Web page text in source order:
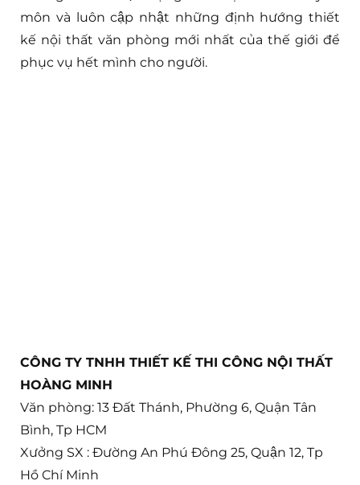
môn và luôn cập nhật những định hướng thiết
kế nội thất văn phòng mới nhất của thế giới để
phục vụ hết mình cho người.
CÔNG TY TNHH THIẾT KẾ THI CÔNG NỘI THẤT
HOÀNG MINH
Văn phòng: 13 Đất Thánh, Phường 6, Quận Tân
Bình, Tp HCM
Xưởng SX : Đường An Phú Đông 25, Quận 12, Tp
Hồ Chí Minh